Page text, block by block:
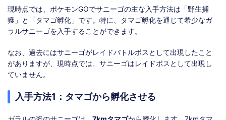
現時点では、ポケモンGOでサニーゴの主な入手方法は「野生捕
獲」と「タマゴ孵化」です。特に、タマゴ孵化を通じて希少なガ
ラルサニーゴを入手することができます。
なお、過去にはサニーゴがレイドバトルボスとして出現したこと
がありますが、現時点では、サニーゴはレイドボスとして出現し
ていません。
入手方法1：タマゴから孵化させる